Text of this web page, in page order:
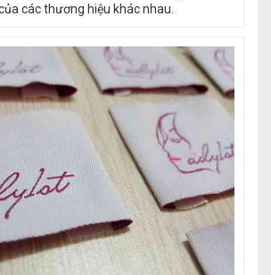
các thương hiệu khác nhau.